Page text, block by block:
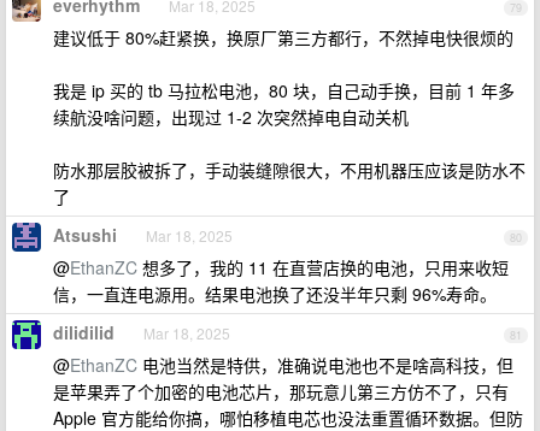
79
everhythm Mar 18, 2025
建议低于 80%赶紧换，换原厂第三方都行，不然掉电快很烦的
我是 ip 买的 tb 马拉松电池，80 块，自己动手换，目前 1 年多
续航没啥问题，出现过 1-2 次突然掉电自动关机
防水那层胶被拆了，手动装缝隙很大，不用机器压应该是防水不
了
80
Atsushi Mar 18, 2025
@EthanZC 想多了，我的 11 在直营店换的电池，只用来收短
信，一直连电源用。结果电池换了还没半年只剩 96%寿命。
81
dilidilid Mar 18, 2025
@EthanZC 电池当然是特供，准确说电池也不是啥高科技，但
是苹果弄了个加密的电池芯片，那玩意儿第三方仿不了，只有
Apple 官方能给你搞，哪怕移植电芯也没法重置循环数据。但防